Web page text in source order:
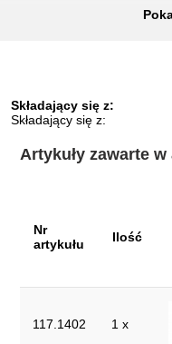
Końcówka czworokątna
Profil1:
Szerokość opakowania
mm:
mm:
Składający się z:
Składający się z:
Artykuły zawarte
Nr
artykułu
Ilość
117.1402 1 x